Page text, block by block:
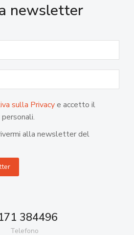
newsletter
sulla Privacye accetto il
alla newsletter del
384496
Telefono